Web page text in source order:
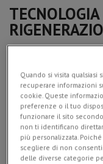
Simex ART è una
studiata per la
bituminoso che
in sitosenza
materiali.
Si colloca negli
Quando si visita qualsiasi
recuperare informazioni
cookie. Queste
preferenze o il tuo
funzionare il sito
non ti identificano
più personalizzata.
scegliere di non
delle diverse categorie